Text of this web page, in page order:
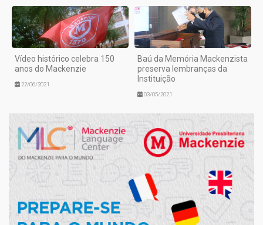
Vídeo histórico celebra 150
anos do Mackenzie
22/06/2021
Baú da Memória Mackenzista
preserva lembranças da
Instituição
03/05/2021